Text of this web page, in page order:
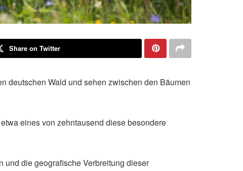
Share on Twitter
deutschen Wald und sehen zwischen den Bäumen
eines von zehntausend diese besondere
die geografische Verbreitung dieser